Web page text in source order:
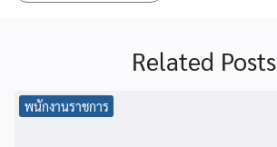
Related Posts
พนักงานราชการ